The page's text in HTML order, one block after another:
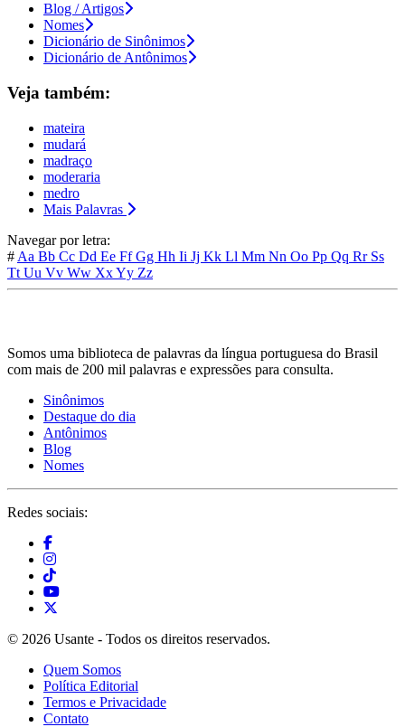
Blog / Artigos
Nomes
Dicionário de Sinônimos
Dicionário de Antônimos
Veja também:
mateira
mudará
madraço
moderaria
medro
Mais Palavras
Navegar por letra:
# Aa Bb Cc Dd Ee FfGg Hh Ii Jj Kk Ll Mm Nn Oo Pp Qq Rr Ss
Tt Uu Vv Ww XxYy Zz
Somos uma biblioteca de palavras da língua portuguesa do Brasil
com mais de 200 mil palavras e expressões para consulta.
Sinônimos
Destaque do dia
Antônimos
Blog
Nomes
Redes sociais:
© 2026 Usante - Todos os direitos reservados.
Quem Somos
Política Editorial
Termos e Privacidade
Contato